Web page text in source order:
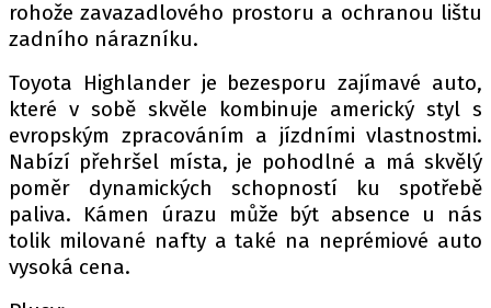
rohože zavazadlového prostoru a ochranou lištu
zadního nárazníku.
Toyota Highlander je bezesporu zajímavé auto,
které v sobě skvěle kombinuje americký styl s
evropským zpracováním a jízdními vlastnostmi.
Nabízí přehršel místa, je pohodlné a má skvělý
poměr dynamických schopností ku spotřebě
paliva. Kámen úrazu může být absence u nás
tolik milované nafty a také na neprémiové auto
vysoká cena.